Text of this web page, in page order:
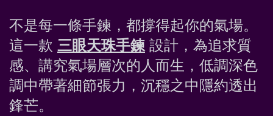
不是每一條手鍊，都撐得起你的氣場。
這一款 三眼天珠手鍊 設計，為追求質
感、講究氣場層次的人而生，低調深色
調中帶著細節張力，沉穩之中隱約透出
鋒芒。